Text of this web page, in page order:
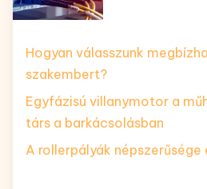
Hogyan válasszunk
szakembert?
Egyfázisú villanymotor a
társ a barkácsolásban
A rollerpályák népszerűsége